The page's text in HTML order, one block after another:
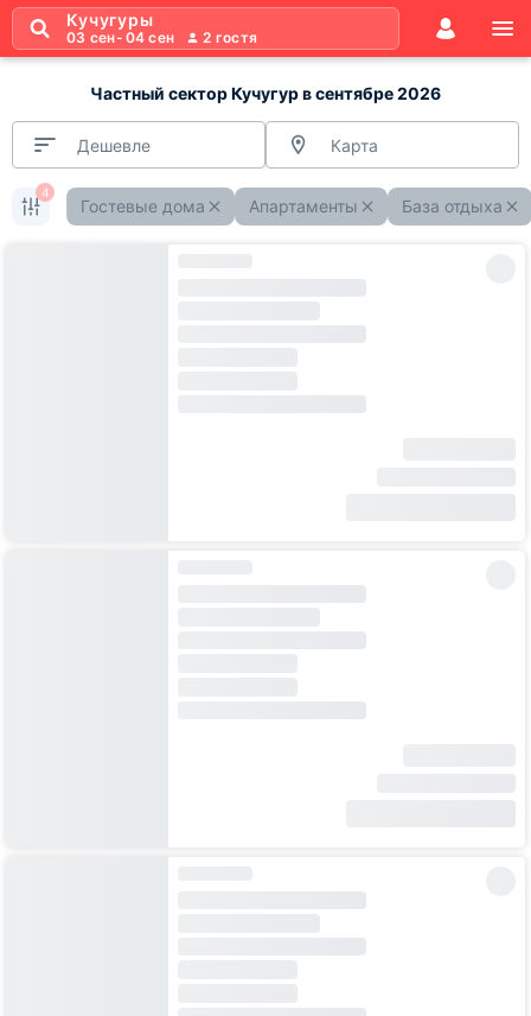
Кучугуры
03 сен- 04 сен 2 гостя
Частный сектор Кучугур в сентябре 2026
Дешевле Карта
Гостевые дома Апартаменты База отдыха
4